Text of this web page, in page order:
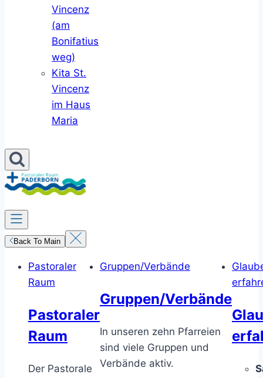
Vincenz
(am
Bonifatius
weg)
Kita St.
Vincenz
im Haus
Maria
Back To Main
Pastoraler
Raum
Pastoraler
Raum
Der Pastorale
Gruppen/Verbände
Gruppen/Verbände
In unseren zehn Pfarreien
sind viele Gruppen und
Verbände aktiv.